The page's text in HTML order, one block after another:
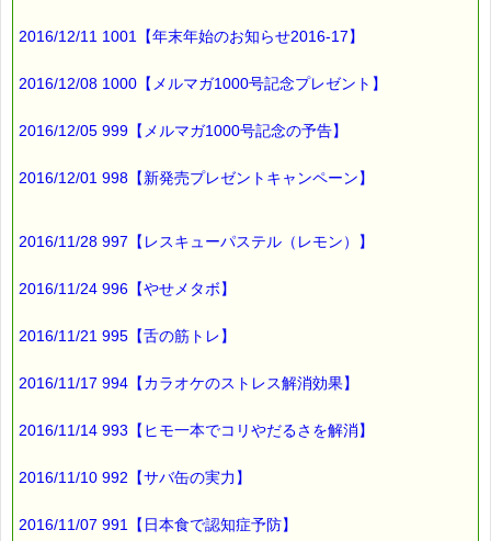
日常生活の中でバッチフラワーを使うことが
できるようになります。
全く知識がない方でも、
地方に在住し活動している講師が担当するもので、
今回は
東北地方では唯一の開催です。
是非ご検討下さい。
詳しい内容は
→http://www.pass-thyme.com/office/ptt1-6days.asp
■仙台レスキュー体験会
2016/12/11 1001【年末年始のお知らせ2016-17】
2016/12/08 1000【メルマガ1000号記念プレゼント】
2016/12/05 999【メルマガ1000号記念の予告】
2016/12/01 998【新発売プレゼントキャンペーン】
2016/11/28 997【レスキューパステル（レモン）】
2016/11/24 996【やせメタボ】
2016/11/21 995【舌の筋トレ】
2016/11/17 994【カラオケのストレス解消効果】
2016/11/14 993【ヒモ一本でコリやだるさを解消】
2016/11/10 992【サバ缶の実力】
2016/11/07 991【日本食で認知症予防】